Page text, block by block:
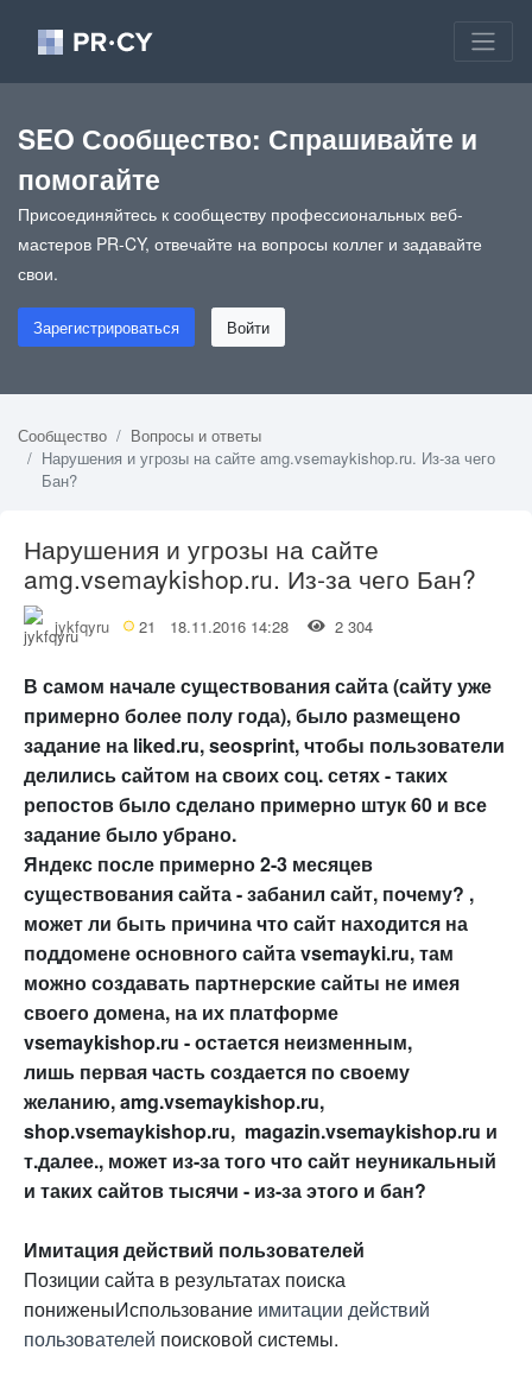
SEO Сообщество: Спрашивайте и
помогайте
Присоединяйтесь к сообществу профессиональных веб-
мастеров PR-CY, отвечайте на вопросы коллег и задавайте
свои.
Зарегистрироваться Войти
Сообщество
Вопросы и ответы
Нарушения и угрозы на сайте amg.vsemaykishop.ru. Из-за чего
Бан?
Нарушения и угрозы на сайте
amg.vsemaykishop.ru. Из-за чего Бан?
jykfqyru 21 18.11.2016 14:28 2 304
В самом начале существования сайта (сайту уже
примерно более полу года), было размещено
задание на liked.ru, seosprint, чтобы пользователи
делились сайтом на своих соц. сетях - таких
репостов было сделано примерно штук 60 и все
задание было убрано.
Яндекс после примерно 2-3 месяцев
существования сайта - забанил сайт, почему? ,
может ли быть причина что сайт находится на
поддомене основного сайта vsemayki.ru, там
можно создавать партнерские сайты не имея
своего домена, на их платформе
vsemaykishop.ru - остается неизменным,
лишь первая часть создается по своему
желанию, amg.vsemaykishop.ru,
shop.vsemaykishop.ru, magazin.vsemaykishop.ru и
т.далее., может из-за того что сайт неуникальный
и таких сайтов тысячи - из-за этого и бан?
Имитация действий пользователей
Позиции сайта в результатах поиска
пониженыИспользование имитации действий
пользователей поисковой системы.